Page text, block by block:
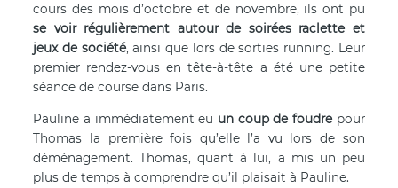
cours des mois d’octobre et de novembre, ils ont pu
se voir régulièrement autour de soirées raclette et
jeux de société, ainsi que lors de sorties running. Leur
premier rendez-vous en tête-à-tête a été une petite
séance de course dans Paris.
Pauline a immédiatement eu un coup de foudrepour
Thomas la première fois qu’elle l’a vu lors de son
déménagement. Thomas, quant à lui, a mis un peu
plus de temps à comprendre qu’il plaisait à Pauline.